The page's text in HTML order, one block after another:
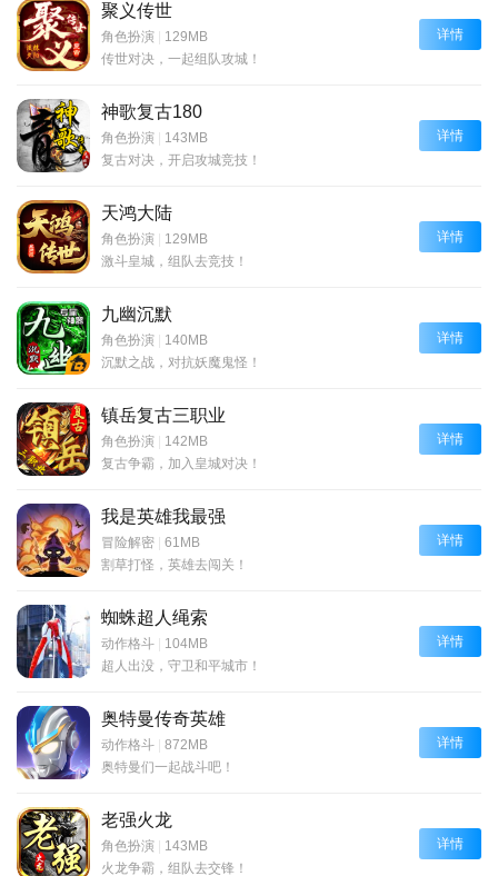
聚义传世
角色扮演
129MB
传世对决，一起组队攻城！
详情
神歌复古180
角色扮演
143MB
复古对决，开启攻城竞技！
详情
天鸿大陆
角色扮演
129MB
激斗皇城，组队去竞技！
详情
九幽沉默
角色扮演
140MB
沉默之战，对抗妖魔鬼怪！
详情
镇岳复古三职业
角色扮演
142MB
复古争霸，加入皇城对决！
详情
我是英雄我最强
冒险解密
61MB
割草打怪，英雄去闯关！
详情
蜘蛛超人绳索
动作格斗
104MB
超人出没，守卫和平城市！
详情
奥特曼传奇英雄
动作格斗
872MB
奥特曼们一起战斗吧！
详情
老强火龙
角色扮演
143MB
火龙争霸，组队去交锋！
详情